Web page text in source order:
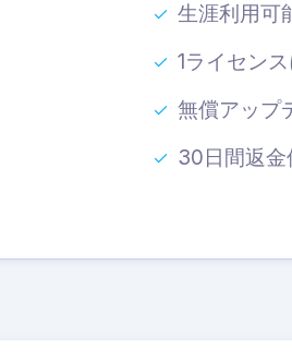
生涯利用可
1ライセン
無償アップ
30日間返金